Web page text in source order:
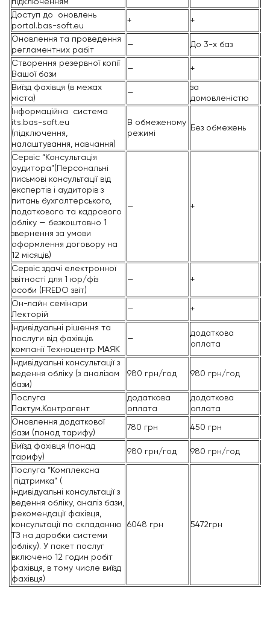
підключенням
Доступ до оновлень
portal.bas-soft.eu
+ +
Оновлення та проведення
регламентних рабіт
— До 3-х баз
Створення резервної копії
Вашої бази
— +
Виїзд фахівця (в межах
міста)
—
за
домовленістю
Інформаційна система
its.bas-soft.eu
(підключення,
налаштування, навчання)
В обмеженому
режимі
Без обмежень
Сервіс “Консультація
аудитора”(Персональні
письмові консультації від
експертів і аудиторів з
питань бухгалтерського,
податкового та кадрового
обліку — безкоштовно 1
звернення за умови
оформлення договору на
12 місяців)
— +
Сервіс здачі електронної
звітності для 1 юр/фіз
особи (FREDO звіт)
— +
Он-лайн семінари
Лекторій
— +
Індивідуальні рішення та
послуги від фахівців
компанії Техноцентр МАЯК
—
додаткова
оплата
Індивідуальні консультації з
ведення обліку (з аналізом
бази)
980 грн/год 980 грн/год
Послуга
Пактум.Контрагент
додаткова
оплата
додаткова
оплата
Оновлення додаткової
бази (понад тарифу)
780 грн 450 грн
Виїзд фахівця (понад
тарифу)
980 грн/год 980 грн/год
Послуга “Комплексна
підтримка” (
індивідуальні консультації з
ведення обліку, аналіз бази,
рекомендації фахівця,
консультації по складанню
ТЗ на доробки системи
обліку). У пакет послуг
включено 12 годин робіт
фахівця, в тому числе виїзд
фахівця)
6048 грн 5472грн